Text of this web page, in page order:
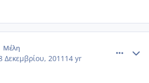
Μέλη
Δεκεμβρίου, 2011 14 yr